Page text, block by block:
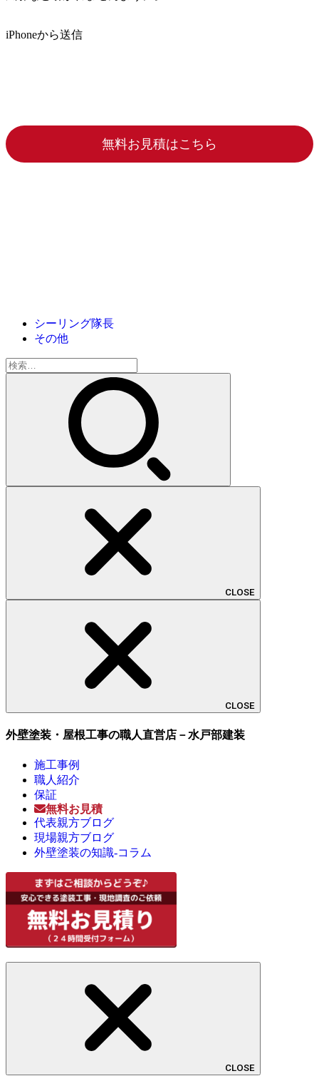
iPhoneから送信
無料お見積はこちら
シーリング隊長
その他
検
索:
CLOSE
CLOSE
外壁塗装・屋根工事の職人直営店－水戸部建装
施工事例
職人紹介
保証
無料お見積
代表親方ブログ
現場親方ブログ
外壁塗装の知識-コラム
CLOSE